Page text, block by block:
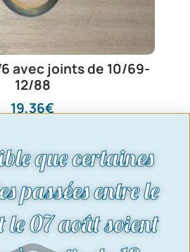
avec joints de 10/69-
12/88
19,36€
que certaines
passées entre le
le 07 août soient